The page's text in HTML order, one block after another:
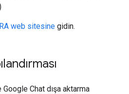
web sitesine gidin.
Chat dışa aktarma